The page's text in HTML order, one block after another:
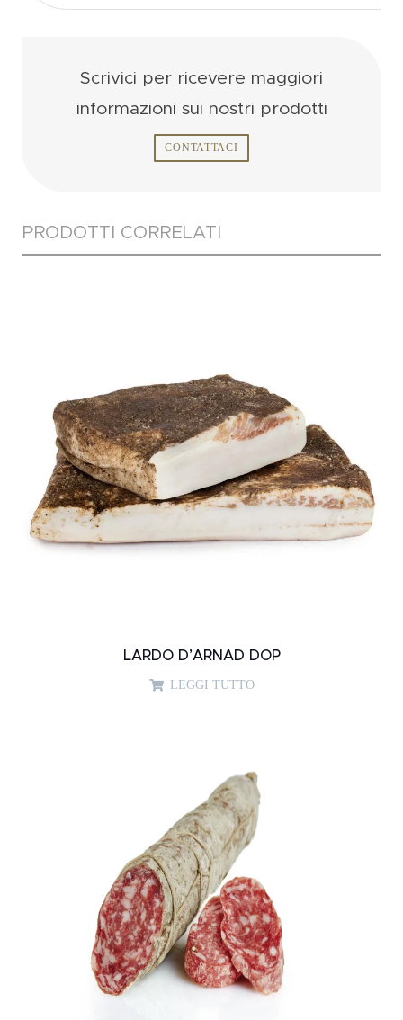
Scrivici per ricevere maggiori
informazioni sui nostri prodotti
CONTATTACI
PRODOTTI CORRELATI
LARDO D’ARNAD DOP
LEGGI TUTTO